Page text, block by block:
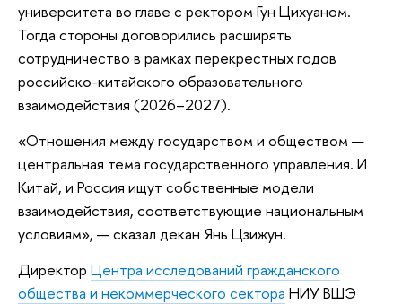
университета во главе с ректором Гун Цихуаном.
Тогда стороны договорились расширять
сотрудничество в рамках перекрестных годов
российско-китайского образовательного
взаимодействия (2026–2027).
«Отношения между государством и обществом —
центральная тема государственного управления. И
Китай, и Россия ищут собственные модели
взаимодействия, соответствующие национальным
условиям», — сказал декан Янь Цзижун.
Директор Центра исследований гражданского
общества и некоммерческого сектора НИУ ВШЭ